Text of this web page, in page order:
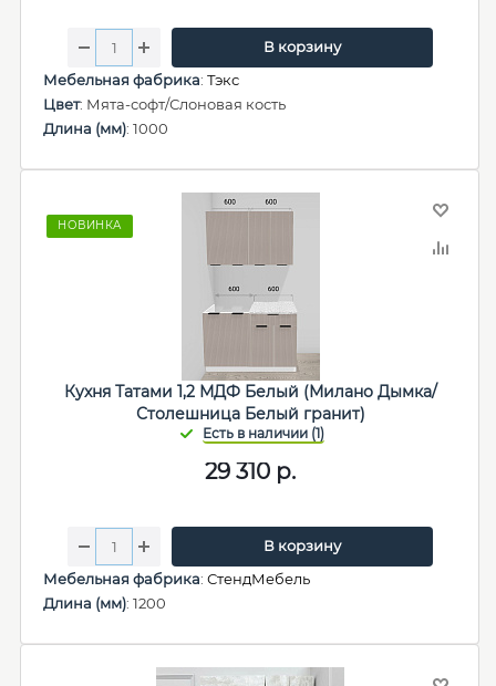
В корзину
Мебельная фабрика: Тэкс
Цвет: Мята-софт/Слоновая кость
Длина (мм): 1000
НОВИНКА
Кухня Татами 1,2 МДФ Белый (Милано Дымка/
Столешница Белый гранит)
29 310 р.
В корзину
Мебельная фабрика: СтендМебель
Длина (мм): 1200